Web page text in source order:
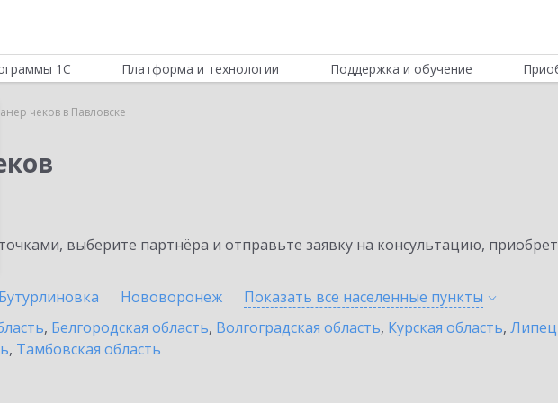
1С Платформа и технологии Поддержка и обучение
чеков в Павловске
выберите партнёра и отправьте заявку на консультацию,
Бутурлиновка Нововоронеж Показать все населенные пункты
, Белгородская область, Волгоградская область, Курская область,
, Тамбовская область